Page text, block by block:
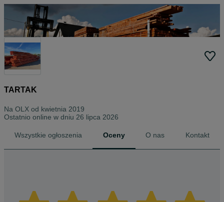
TARTAK
Na OLX od kwietnia 2019
Ostatnio online w dniu 26 lipca 2026
Wszystkie ogłoszenia Oceny O nas Kontakt